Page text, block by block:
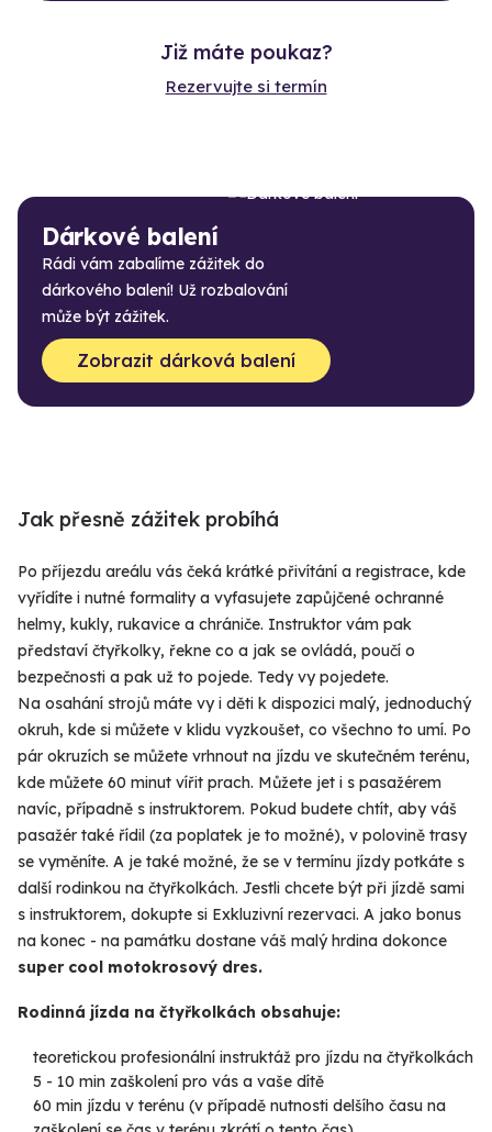
Již máte poukaz?
Rezervujte si termín
Dárkové balení
Rádi vám zabalíme zážitek do
dárkového balení! Už rozbalování
může být zážitek.
Zobrazit dárková balení
Jak přesně zážitek probíhá
Po příjezdu areálu vás čeká krátké přivítání a registrace, kde
vyřídíte i nutné formality a vyfasujete zapůjčené ochranné
helmy, kukly, rukavice a chrániče. Instruktor vám pak
představí čtyřkolky, řekne co a jak se ovládá, poučí o
bezpečnosti a pak už to pojede. Tedy vy pojedete.
Na osahání strojů máte vy i děti k dispozici malý, jednoduchý
okruh, kde si můžete v klidu vyzkoušet, co všechno to umí. Po
pár okruzích se můžete vrhnout na jízdu ve skutečném terénu,
kde můžete 60 minut vířit prach. Můžete jet i s pasažérem
navíc, případně s instruktorem. Pokud budete chtít, aby váš
pasažér také řídil (za poplatek je to možné), v polovině trasy
se vyměníte. A je také možné, že se v termínu jízdy potkáte s
další rodinkou na čtyřkolkách. Jestli chcete být při jízdě sami
s instruktorem, dokupte si Exkluzivní rezervaci. A jako bonus
na konec - na památku dostane váš malý hrdina dokonce
super cool motokrosový dres.
Rodinná jízda na čtyřkolkách obsahuje:
teoretickou profesionální instruktáž pro jízdu na čtyřkolkách
5 - 10 min zaškolení pro vás a vaše dítě
60 min jízdu v terénu (v případě nutnosti delšího času na